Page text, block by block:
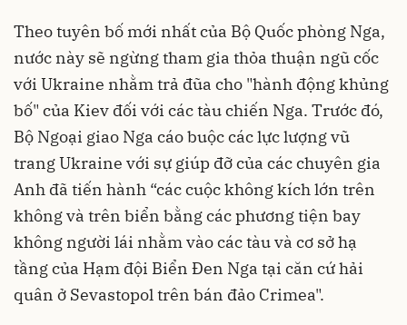
Theo tuyên bố mới nhất của Bộ Quốc phòng Nga,
nước này sẽ ngừng tham gia thỏa thuận ngũ cốc
với Ukraine nhằm trả đũa cho "hành động khủng
bố" của Kiev đối với các tàu chiến Nga. Trước đó,
Bộ Ngoại giao Nga cáo buộc các lực lượng vũ
trang Ukraine với sự giúp đỡ của các chuyên gia
Anh đã tiến hành “các cuộc không kích lớn trên
không và trên biển bằng các phương tiện bay
không người lái nhằm vào các tàu và cơ sở hạ
tầng của Hạm đội Biển Đen Nga tại căn cứ hải
quân ở Sevastopol trên bán đảo Crimea".